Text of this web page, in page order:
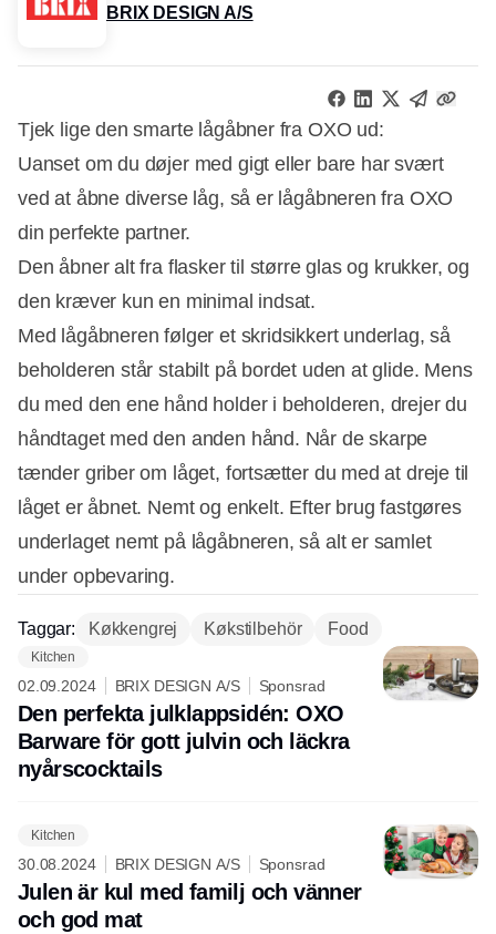
BRIX DESIGN A/S
Tjek lige den smarte lågåbner fra OXO ud:
Uanset om du døjer med gigt eller bare har svært
ved at åbne diverse låg, så er lågåbneren fra OXO
din perfekte partner.
Den åbner alt fra flasker til større glas og krukker, og
den kræver kun en minimal indsat.
Med lågåbneren følger et skridsikkert underlag, så
beholderen står stabilt på bordet uden at glide. Mens
du med den ene hånd holder i beholderen, drejer du
håndtaget med den anden hånd. Når de skarpe
tænder griber om låget, fortsætter du med at dreje til
låget er åbnet. Nemt og enkelt. Efter brug fastgøres
underlaget nemt på lågåbneren, så alt er samlet
under opbevaring.
Taggar: Køkkengrej Køkstilbehör Food
Kitchen
02.09.2024 BRIX DESIGN A/S Sponsrad
Den perfekta julklappsidén: OXO
Barware för gott julvin och läckra
nyårscocktails
Kitchen
30.08.2024 BRIX DESIGN A/S Sponsrad
Julen är kul med familj och vänner
och god mat